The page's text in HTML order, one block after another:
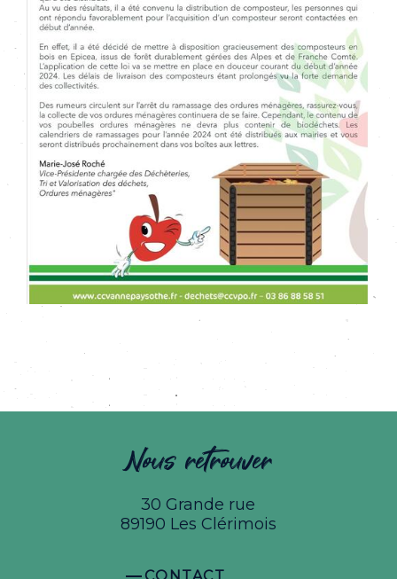
Nous retrouver
30 Grande rue
89190 Les Clérimois
CONTACT